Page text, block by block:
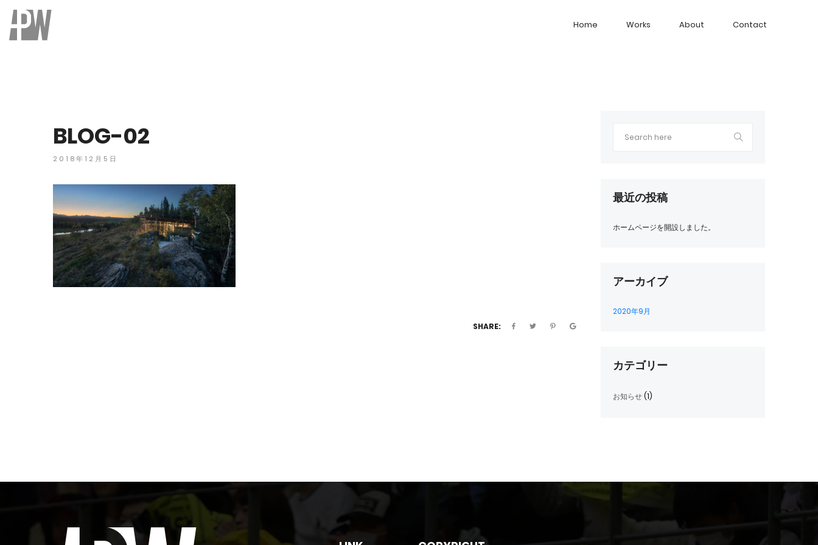
Home Works About Contact
BLOG-02
2018年12月5日
SHARE:
最近の投稿
ホームページを開設しました。
アーカイブ
2020年9月
カテゴリー
お知らせ(1)